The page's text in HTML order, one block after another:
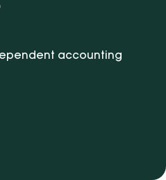
accounting
Facebook
op Youtube